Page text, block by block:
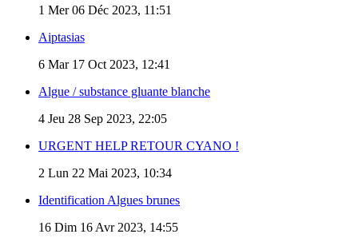
1 Mer 06 Déc 2023, 11:51
Aiptasias
6 Mar 17 Oct 2023, 12:41
Algue / substance gluante blanche
4 Jeu 28 Sep 2023, 22:05
URGENT HELP RETOUR CYANO !
2 Lun 22 Mai 2023, 10:34
Identification Algues brunes
16 Dim 16 Avr 2023, 14:55